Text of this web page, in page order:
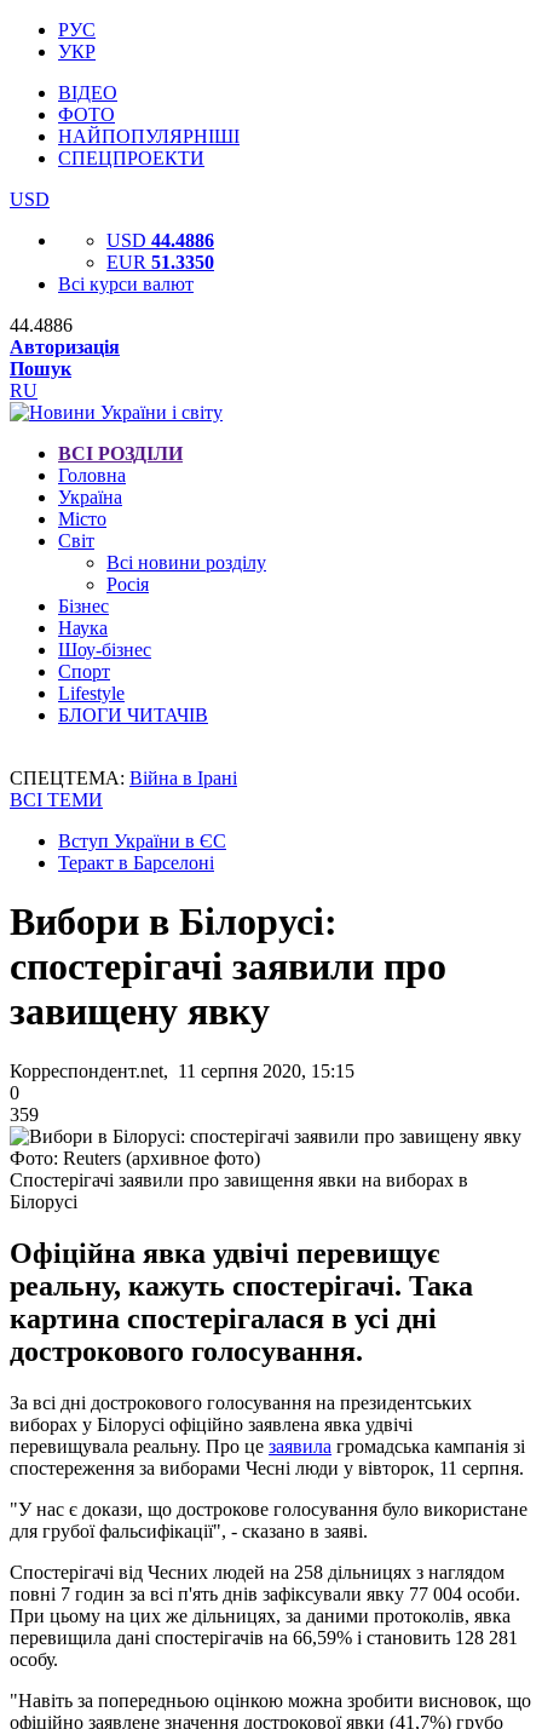
РУС
УКР
ВІДЕО
ФОТО
НАЙПОПУЛЯРНІШІ
СПЕЦПРОЕКТИ
USD
USD 44.4886
EUR 51.3350
Всі курси валют
44.4886
Авторизація
Пошук
RU
ВСІ РОЗДІЛИ
Головна
Україна
Місто
Світ
Всі новини розділу
Росія
Бізнес
Наука
Шоу-бізнес
Спорт
Lifestyle
БЛОГИ ЧИТАЧІВ
СПЕЦТЕМА: Війна в Ірані
ВСІ ТЕМИ
Вступ України в ЄС
Теракт в Барселоні
Вибори в Білорусі:
спостерігачі заявили про
завищену явку
Корреспондент.net, 11 серпня 2020, 15:15
0
359
Фото: Reuters (архивное фото)
Спостерігачі заявили про завищення явки на виборах в
Білорусі
Офіційна явка удвічі перевищує
реальну, кажуть спостерігачі. Така
картина спостерігалася в усі дні
дострокового голосування.
За всі дні дострокового голосування на президентських
виборах у Білорусі офіційно заявлена ​​явка удвічі
перевищувала реальну. Про це заявила громадська кампанія зі
спостереження за виборами Чесні люди у вівторок, 11 серпня.
"У нас є докази, що дострокове голосування було використане
для грубої фальсифікації", - сказано в заяві.
Спостерігачі від Чесних людей на 258 дільницях з наглядом
повні 7 годин за всі п'ять днів зафіксували явку 77 004 особи.
При цьому на цих же дільницях, за даними протоколів, явка
перевищила дані спостерігачів на 66,59% і становить 128 281
особу.
"Навіть за попередньою оцінкою можна зробити висновок, що
офіційно заявлене значення дострокової явки (41,7%) грубо